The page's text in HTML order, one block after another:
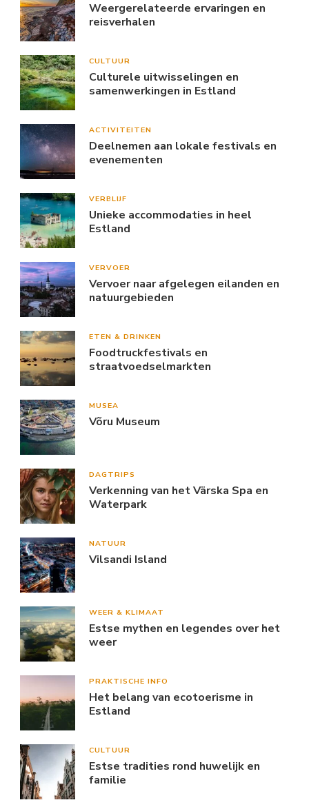
Weergerelateerde ervaringen en
reisverhalen
CULTUUR
Culturele uitwisselingen en
samenwerkingen in Estland
ACTIVITEITEN
Deelnemen aan lokale festivals en
evenementen
VERBLIJF
Unieke accommodaties in heel
Estland
VERVOER
Vervoer naar afgelegen eilanden en
natuurgebieden
ETEN & DRINKEN
Foodtruckfestivals en
straatvoedselmarkten
MUSEA
Võru Museum
DAGTRIPS
Verkenning van het Värska Spa en
Waterpark
NATUUR
Vilsandi Island
WEER & KLIMAAT
Estse mythen en legendes over het
weer
PRAKTISCHE INFO
Het belang van ecotoerisme in
Estland
CULTUUR
Estse tradities rond huwelijk en
familie